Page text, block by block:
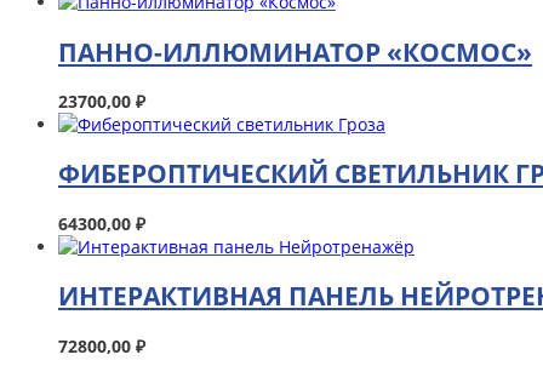
ПАННО-ИЛЛЮМИНАТОР «КОСМОС»
23700,00 ₽
ФИБЕРОПТИЧЕСКИЙ СВЕТИЛЬНИК
64300,00 ₽
ИНТЕРАКТИВНАЯ ПАНЕЛЬ
72800,00 ₽